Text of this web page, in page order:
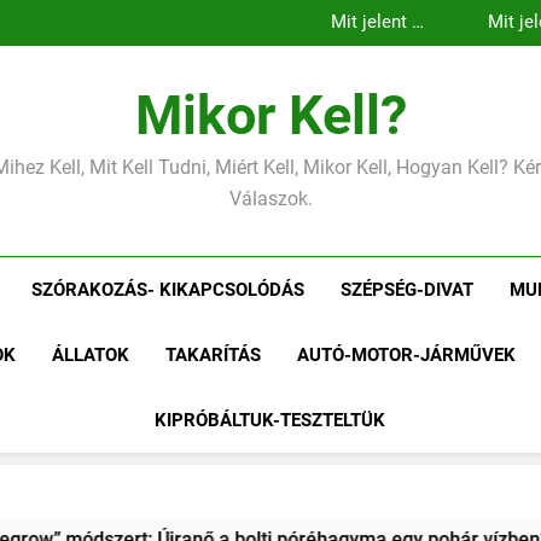
alacsony
Mit jelent az
alacsony
Mit
Mit jelent az
Mikor Kell?
Kell, Mit Kell Tudni, Miért Kell, Mikor Kell, Hogyan Kell?
Válaszok.
SZÓRAKOZÁS- KIKAPCSOLÓDÁS SZÉPSÉG-DIVAT
ÁLLATOK TAKARÍTÁS AUTÓ-MOTOR-JÁRMŰVEK
KIPRÓBÁLTUK-TESZTELTÜK